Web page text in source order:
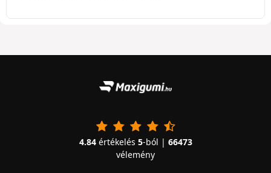
4.84értékelés 5-ból | 66473
vélemény